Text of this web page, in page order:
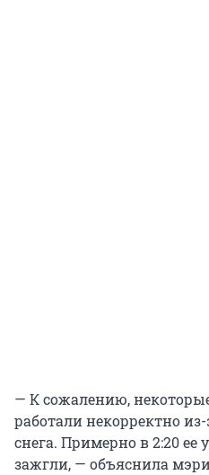
— К сожалению,
работали некорректно
снега. Примерно в 2:20 ее
зажгли, — объяснила